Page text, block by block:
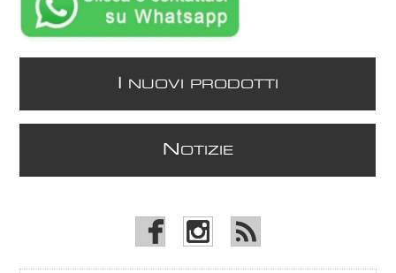
NUOVI PRODOTTI
N OTIZIE